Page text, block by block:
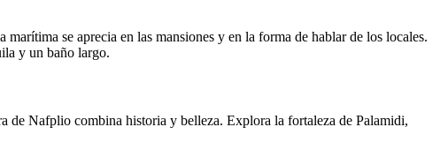
se aprecia en las mansiones y en la forma de hablar de los locales.
y un baño largo.
de Nafplio combina historia y belleza. Explora la fortaleza de Palamidi,